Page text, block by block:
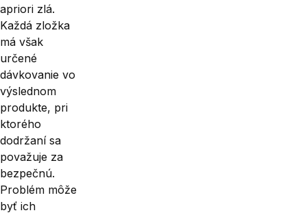
apriori zlá.
Každá zložka
má však
určené
dávkovanie vo
výslednom
produkte, pri
ktorého
dodržaní sa
považuje za
bezpečnú.
Problém môže
byť ich